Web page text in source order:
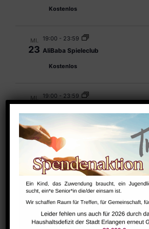
Kostenlos
MI.
23
19:00 - 23:59
AliBaba Spieleclub
Kostenlos
MI.
30
19:00 - 23:59
Okt. 2026
MI.
7
19:00-23:59
AliBaba Spieleclub
Kostenlos
MI. 19:00-23:59